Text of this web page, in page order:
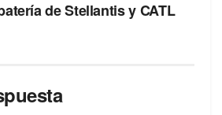
de Stellantis y CATL